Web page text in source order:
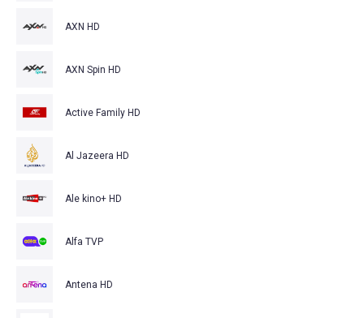
AXN HD
AXN Spin HD
Active Family HD
Al Jazeera HD
Ale kino+ HD
Alfa TVP
Antena HD